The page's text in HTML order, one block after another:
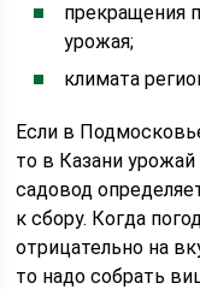
прекращения
урожая;
климата
Если в
то в Казани
садовод
к сбору. Когда
отрицательно на
то надо собрать